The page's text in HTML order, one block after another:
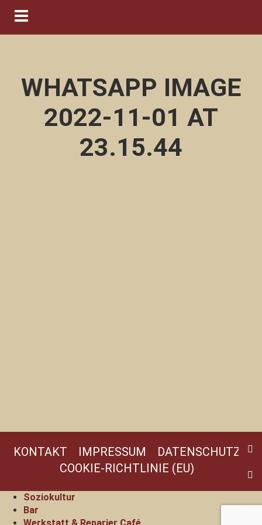
Navigation ein-/ausblenden
WHATSAPP IMAGE
2022-11-01 AT
23.15.44
KONTAKT IMPRESSUM
DATENSCHUTZ
COOKIE-RICHTLINIE (EU)
Soziokultur
Bar